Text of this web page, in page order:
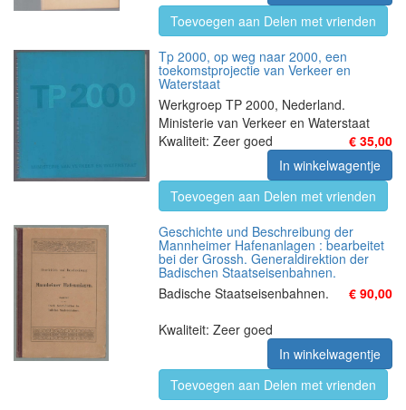
Toevoegen aan Delen met vrienden
Tp 2000, op weg naar 2000, een
toekomstprojectie van Verkeer en
Waterstaat
Werkgroep TP 2000, Nederland.
Ministerie van Verkeer en Waterstaat
€ 35,00
Kwaliteit: Zeer goed
In winkelwagentje
Toevoegen aan Delen met vrienden
Geschichte und Beschreibung der
Mannheimer Hafenanlagen : bearbeitet
bei der Grossh. Generaldirektion der
Badischen Staatseisenbahnen.
Badische Staatseisenbahnen.
€ 90,00
Kwaliteit: Zeer goed
In winkelwagentje
Toevoegen aan Delen met vrienden